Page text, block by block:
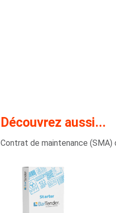
Découvrez aussi...
Contrat de maintenance (SMA)